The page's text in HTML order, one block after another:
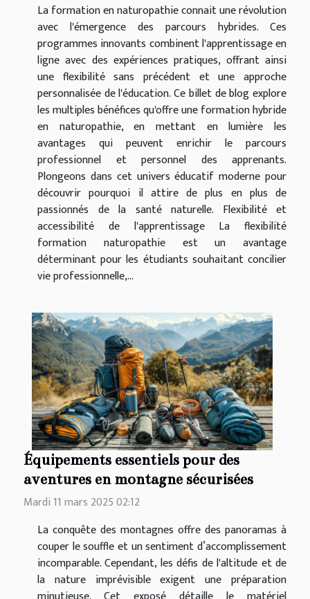
La formation en naturopathie connait une révolution
avec l'émergence des parcours hybrides. Ces
programmes innovants combinent l'apprentissage en
ligne avec des expériences pratiques, offrant ainsi
une flexibilité sans précédent et une approche
personnalisée de l'éducation. Ce billet de blog explore
les multiples bénéfices qu'offre une formation hybride
en naturopathie, en mettant en lumière les
avantages qui peuvent enrichir le parcours
professionnel et personnel des apprenants.
Plongeons dans cet univers éducatif moderne pour
découvrir pourquoi il attire de plus en plus de
passionnés de la santé naturelle. Flexibilité et
accessibilité de l'apprentissage La flexibilité
formation naturopathie est un avantage
déterminant pour les étudiants souhaitant concilier
vie professionnelle,...
Équipements essentiels pour des
aventures en montagne sécurisées
Mardi 11 mars 2025 02:12
La conquête des montagnes offre des panoramas à
couper le souffle et un sentiment d’accomplissement
incomparable. Cependant, les défis de l'altitude et de
la nature imprévisible exigent une préparation